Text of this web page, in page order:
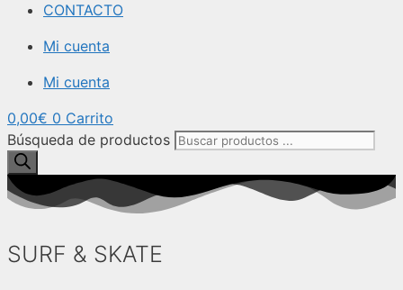
CONTACTO
Mi cuenta
Mi cuenta
0,00€ 0 Carrito
Búsqueda de productos
SURF & SKATE